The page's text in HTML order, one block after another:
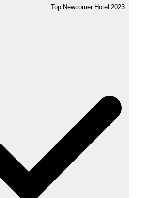
Top Newcomer Hotel 2023